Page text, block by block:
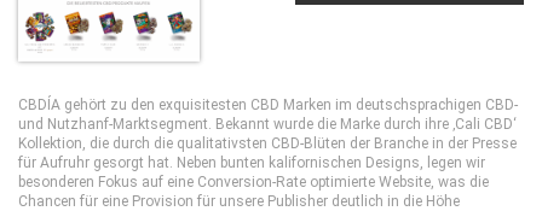
CBDÍA gehört zu den exquisitesten CBD Marken im deutschsprachigen CBD-
und Nutzhanf-Marktsegment. Bekannt wurde die Marke durch ihre ‚Cali CBD‘
Kollektion, die durch die qualitativsten CBD-Blüten der Branche in der Presse
für Aufruhr gesorgt hat. Neben bunten kalifornischen Designs, legen wir
besonderen Fokus auf eine Conversion-Rate optimierte Website, was die
Chancen für eine Provision für unsere Publisher deutlich in die Höhe